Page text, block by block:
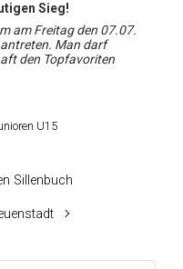
Sieg!
am Freitag den 07.07.
Man darf
den Topfavoriten
U15
Sillenbuch